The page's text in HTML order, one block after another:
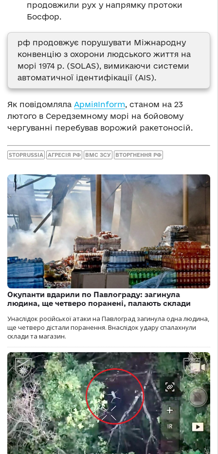
продовжили рух у напрямку протоки
Босфор.
рф продовжує порушувати Міжнародну
конвенцію з охорони людського життя на
морі 1974 р. (SOLAS), вимикаючи системи
автоматичної ідентифікації (AIS).
Як повідомляла АрміяInform, станом на 23
лютого в Середземному морі на бойовому
чергуванні перебував ворожий ракетоносій.
STOPRUSSIA АГРЕСІЯ РФ ВМС ЗСУ ВТОРГНЕННЯ РФ
Окупанти вдарили по Павлограду: загинула
людина, ще четверо поранені, палають склади
Унаслідок російської атаки на Павлоград загинула одна людина,
ще четверо дістали поранення. Внаслідок удару спалахнули
склади та магазин.